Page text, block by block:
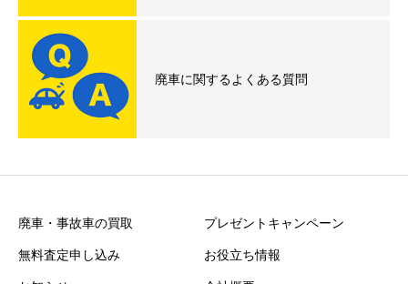
廃車に関するよくある質問
廃車・事故車の買取
プレゼントキャンペーン
無料査定申し込み
お役立ち情報